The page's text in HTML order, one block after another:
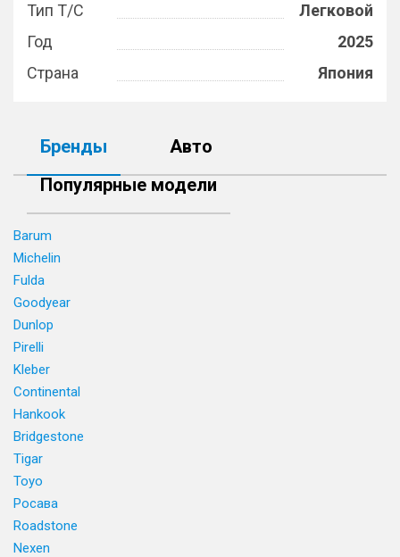
Тип Т/С
Легковой
Год
2025
Страна
Япония
Бренды
Авто
Популярные модели
Barum
Michelin
Fulda
Goodyear
Dunlop
Pirelli
Kleber
Continental
Hankook
Bridgestone
Tigar
Toyo
Росава
Roadstone
Nexen